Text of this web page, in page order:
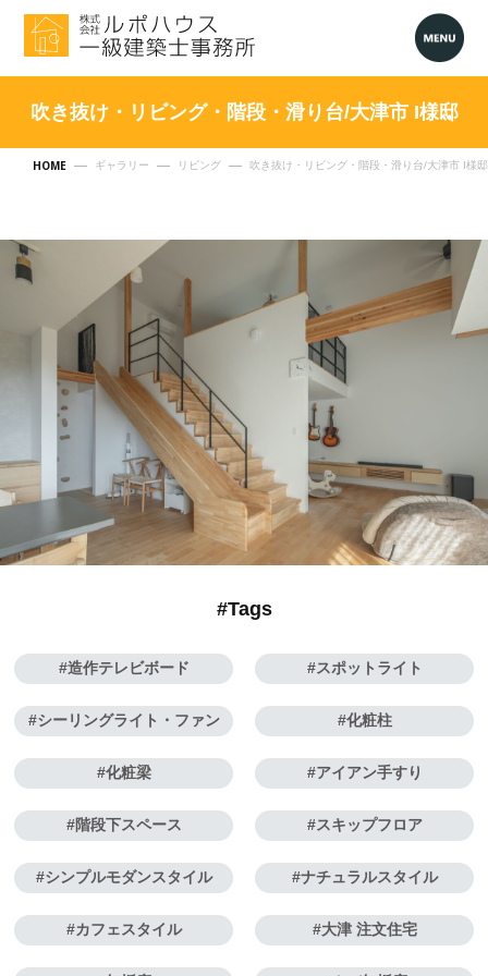
HOME ギャラリー リビング 吹き抜け・リビング・階段・滑り台/大津市 I様邸
吹き抜け・リビング・階段・滑り台/大津市 I様邸
#Tags
造作テレビボード スポットライト
シーリングライト・ファン 化粧柱
化粧梁 アイアン手すり
階段下スペース スキップフロア
シンプルモダンスタイル ナチュラルスタイル
カフェスタイル 大津 注文住宅